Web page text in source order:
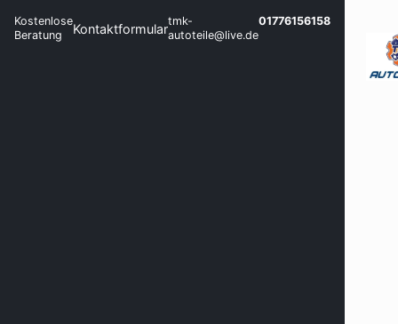
Kostenlose
Beratung
Kontaktformulartmk-
autoteile@live.de
01776156158